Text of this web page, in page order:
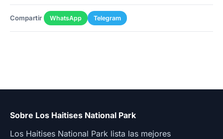
Compartir WhatsApp Telegram
Sobre Los Haitises National Park
Los Haitises National Park lista las mejores